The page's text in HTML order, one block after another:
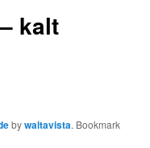
kalt
bywaltavista. Bookmark